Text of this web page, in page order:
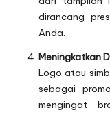
dirancang
Anda.
Meningkatkan
Logo atau
sebagai
mengingat